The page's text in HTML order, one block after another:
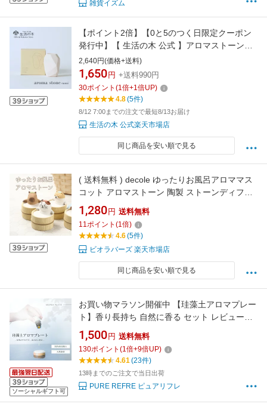
雑貨イズム
【ポイント2倍】【0と5のつく日限定クーポン
発行中】【 生活の木 公式 】アロマストーン
sumi | 正規品 アロマオイル アロマ エッセンシ
ャルオイル 芳香器 インテリア リビング 寝室 お
しゃれ 新生活 誕生日 プレゼント ずぼら
2,640円(価格+送料)
1,650 円 +送料990円
30ポイント (1倍+1倍UP)
4.8(5件)
8/12 7:00までの注文で最短8/13お届け
生活の木 公式楽天市場店
同じ商品を安い順で見る
( 送料無料 ) decole ゆったりお風呂アロママス
コット アロマストーン 陶製 ストーンディフュ
ーザー ( アロマディッシュ / アロマディフュー
ザー)
1,280 円 送料無料
11ポイント (1倍)
4.6(5件)
ビオラバーズ 楽天市場店
同じ商品を安い順で見る
ソーシャルギフト可
お買い物マラソン開催中 【珪藻土アロマプレー
ト】香り長持ち 自然に香る セット レビュープ
レゼント有 珪藻土 アロマプレート アロマスト
ーン おしゃれ 日本製 素焼き インテリア 玄関
デスク トイレ アロマディフューザー 水を使わ
ない ギフト 癒し
1,500 円 送料無料
130ポイント (1倍+9倍UP)
4.61(23件)
13時までのご注文で当日出荷
PURE REFRE ピュアリフレ